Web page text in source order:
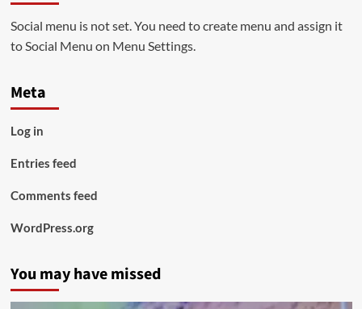
Social menu is not set. You need to create menu and assign it
to Social Menu on Menu Settings.
Meta
Log in
Entries feed
Comments feed
WordPress.org
You may have missed